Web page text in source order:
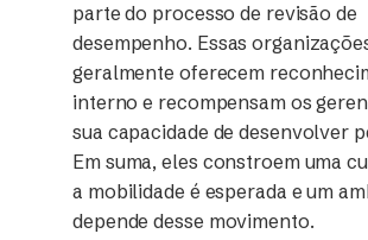
parte do processo de revisão de
desempenho. Essas
geralmente oferecem
interno e recompensam os
sua capacidade de desenvolver
Em suma, eles constroem uma
a mobilidade é esperada e um
depende desse movimento.